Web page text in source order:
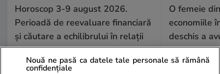
Horoscop 3-9 august 2026.
Perioadă de reevaluare financiară
și căutare a echilibrului în relații
pentru toate zodiile
O femeie
economiile
deschis a
euro au
Nouă ne pasă ca datele tale personale să rămână
confidențiale